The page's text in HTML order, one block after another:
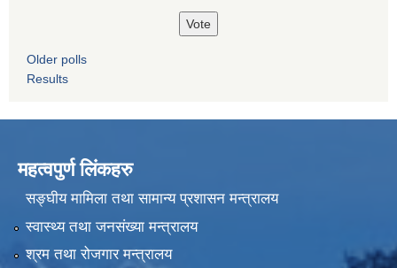
Older polls
Results
महत्वपुर्ण लिंकहरु
सङ्घीय मामिला तथा सामान्य प्रशासन मन्त्रालय
स्वास्थ्य तथा जनसंख्या मन्त्रालय
श्रम तथा रोजगार मन्त्रालय